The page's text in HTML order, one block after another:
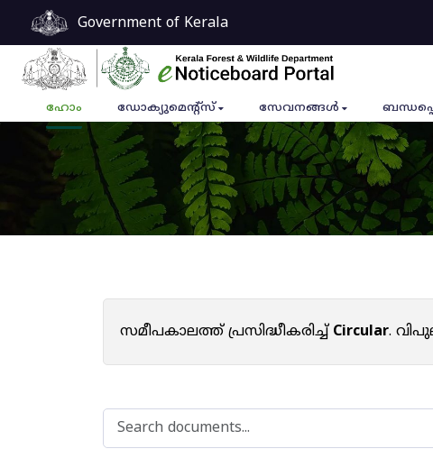
Government of Kerala
ഹോം ഡോക്യുമെൻ്റ്സ് സേവനങ്ങൾ
സമീപകാലത്ത് പ്രസിദ്ധീകരിച്ച്Circular.